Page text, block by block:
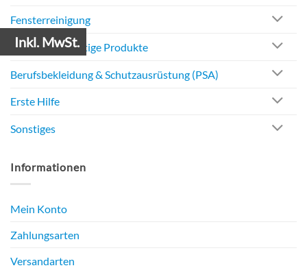
Inkl. MwSt.
Fensterreinigung
ECO & Nachhaltige Produkte
Berufsbekleidung & Schutzausrüstung (PSA)
Erste Hilfe
Sonstiges
Informationen
Mein Konto
Zahlungsarten
Versandarten